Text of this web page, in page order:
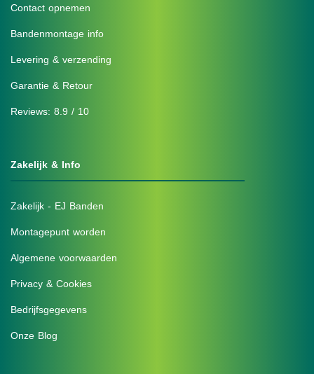
Contact opnemen
Bandenmontage info
Levering & verzending
Garantie & Retour
Reviews: 8.9 / 10
Zakelijk & Info
Zakelijk - EJ Banden
Montagepunt worden
Algemene voorwaarden
Privacy & Cookies
Bedrijfsgegevens
Onze Blog